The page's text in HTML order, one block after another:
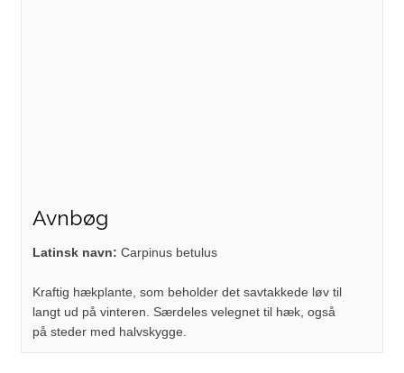
Avnbøg
​Latinsk navn: Carpinus betulus
Kraftig hækplante, som beholder det savtakkede løv til
langt ud på vinteren. Særdeles velegnet til hæk, også
på steder med halvskygge.